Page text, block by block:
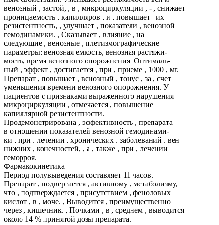
венозный , застой, , в , микроциркуляции , - , снижает
проницаемость , капилляров , и , повышает , их
резистентность, , улучшает , показатели , венозной
гемодинамики. , Оказывает , влияние , на
следующие , венозные , плетизмографические
параметры: венозная емкость, венозная растяжи-
мость, время венозного опорожнения. Оптималь-
ный , эффект , достигается , при , приеме , 1000 , мг.
Препарат , повышает , венозный , тонус , за , счет
уменьшения времени венозного опорожнения. У
пациентов с признаками выраженного нарушения
микроциркуляции , отмечается , повышение
капиллярной резистентности.
Продемонстрирована , эффективность , препарата
в отношении показателей венозной гемодинами-
ки , при , лечении , хронических , заболеваний , вен
нижних , конечностей, , а , также , при , лечении
геморроя.
Фармакокинетика
Период полувыведения составляет 11 часов.
Препарат , подвергается , активному , метаболизму,
что , подтверждается , присутствием , феноловых
кислот , в , моче. , Выводится , преимущественно
через , кишечник. , Почками , в , среднем , выводится
около 14 % принятой дозы препарата.